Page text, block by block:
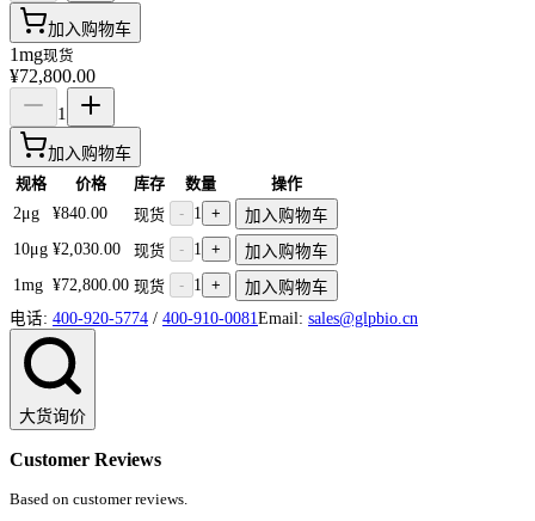
加入购物车
1mg现货
¥72,800.00
1
加入购物车
规格 价格 库存 数量
操作
2μg
¥840.00 现货 - 1 +
加入购物车
10μg ¥2,030.00 现货 - 1 +
加入购物车
1mg ¥72,800.00 现货 - 1 +
加入购物车
电话: 400-920-5774 / 400-910-0081 Email: sales@glpbio.cn
大货询价
Customer Reviews
Based on customer reviews.